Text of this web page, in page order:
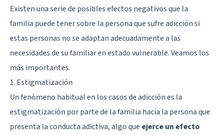
Existen una serie de posibles efectos negativos que la
familia puede tener sobre la persona que sufre adicción si
estas personas no se adaptan adecuadamente a las
necesidades de su familiar en estado vulnerable. Veamos los
más importantes.
1. Estigmatización
Un fenómeno habitual en los casos de adicción es la
estigmatización por parte de la familia hacia la persona que
presenta la conducta adictiva, algo que ejerce un efecto